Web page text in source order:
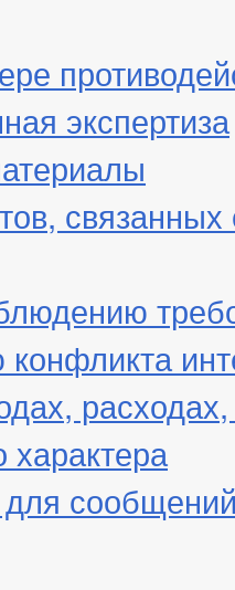
экспертиза
связанных
характера